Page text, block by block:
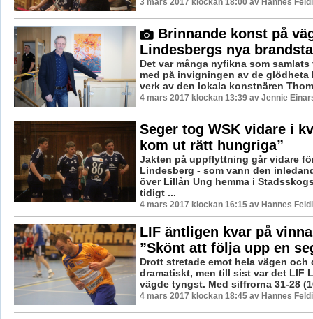
Brinnande konst på
Lindesbergs nya
Det var många nyfikna som
med på invigningen av de glödheta
verk av den lokala konstnären
4 mars 2017 klockan 13:39 av Jennie
Seger tog WSK vidare i
kom ut rätt hungriga”
Jakten på uppflyttning går vidare
Lindesberg - som vann den
över Lillån Ung hemma i
tidigt ...
4 mars 2017 klockan 16:15 av Hannes
LIF äntligen kvar på
”Skönt att följa upp en
Drott stretade emot hela vägen och
dramatiskt, men till sist var det LIF
vägde tyngst. Med siffrorna 31-28
4 mars 2017 klockan 18:45 av Hannes